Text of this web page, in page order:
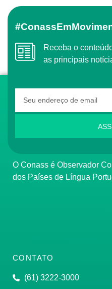
Receba o conteúdo semanal do Conass com
as principais
O Conass é Observador Consultivo da Comunidade
dos Países de Língua
CONTATO
(61) 3222-3000